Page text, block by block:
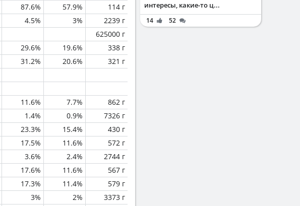
87.6% 57.9%
114 г
4.5% 3%
2239 г
625000 г
29.6% 19.6%
338 г
31.2% 20.6%
321 г
11.6% 7.7%
862 г
1.4% 0.9%
7326 г
23.3% 15.4%
430 г
17.5% 11.6%
572 г
3.6% 2.4%
2744 г
17.6% 11.6%
567 г
17.3% 11.4%
579 г
3% 2% 3373 г
интересы, какие-то ц...
14 52